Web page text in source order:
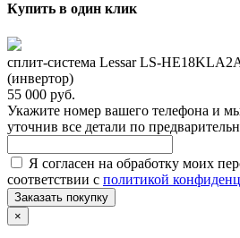
Купить в один клик
сплит-система Lessar LS-
(инвертор)
55 000 руб.
Укажите номер вашего телефона и
уточнив все детали по
Я согласен на обработку моих
соответствии с политикой
Заказать покупку
×